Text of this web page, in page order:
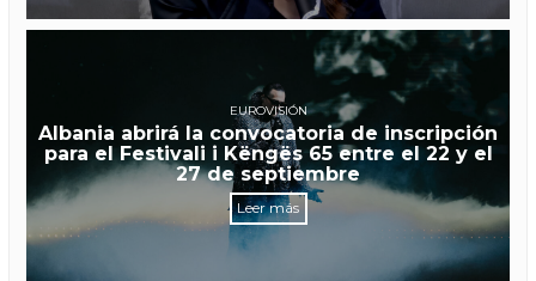
EUROVISIÓN
Albania abrirá la convocatoria de inscripción
para el Festivali i Këngës 65 entre el 22 y el
27 de septiembre
Leer más